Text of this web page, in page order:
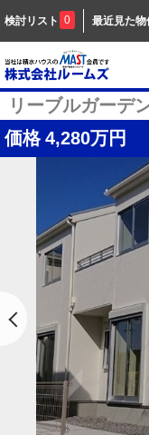
検討リスト 0 最近見た物
リーブルガーデ
価格 4,280万円